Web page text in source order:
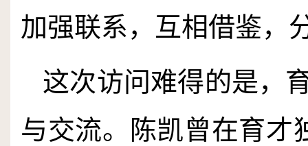
加强联系，互相借鉴，
这次访问难得的是，
与交流。陈凯曾在育才